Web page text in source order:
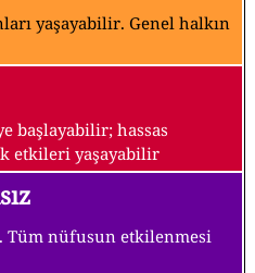
yaşayabilir. Genel halkın
başlayabilir; hassas
etkileri yaşayabilir
Tüm nüfusun etkilenmesi